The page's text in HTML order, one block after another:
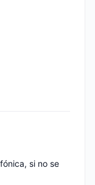
si no se